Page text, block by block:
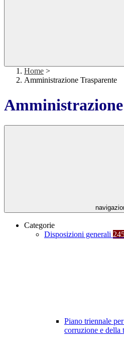
Home >
Amministrazione Trasparente
Categorie
Disposizioni generali
Piano triennale
corruzione e della